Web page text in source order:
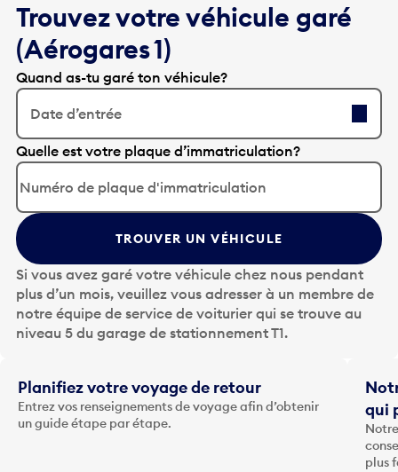
Trouvez votre véhicule garé
(Aérogares 1)
Quand as-tu garé ton véhicule?
Date d’entrée
A
p
p
u
y
e
z
s
u
r
l
t
o
u
Quelle est votre plaque d’immatriculation?
TROUVER UN VÉHICULE
Si vous avez garé votre véhicule chez nous pendant
plus d’un mois, veuillez vous adresser à un membre de
notre équipe de service de voiturier qui se trouve au
niveau 5 du garage de stationnement T1.
Planifiez votre voyage de retour
Entrez vos renseignements de voyage afin d’obtenir
un guide étape par étape.
qui
plus